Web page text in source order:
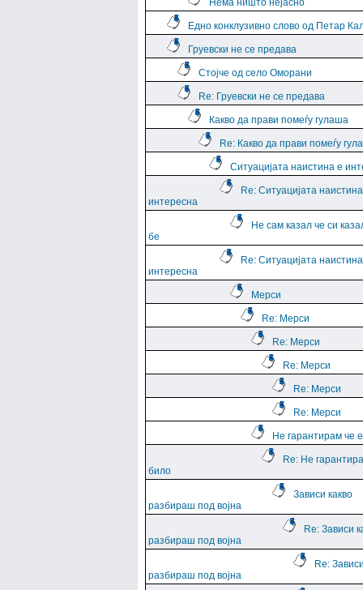
Нема ништо нејасно
Едно конклузивно слово од Петар
Груевски не се предава
Стојче од село Оморани
Re: Груевски не се предава
Какво да прави помеѓу гулаша
Re: Какво да прави помеѓу
Ситуацијата наистина е
Re: Ситуацијата
интересна
Не сам казал че си
бе
Re: Ситуацијата
интересна
Мерси
Re: Мерси
Re: Мерси
Re: Мерси
Re: Мерси
Re: Мерси
Не гарантирам че
Re: Не
било
Зависи какво
разбираш под војна
Re: Зависи
разбираш под војна
Re:
разбираш под војна